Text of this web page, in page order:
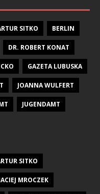
SITKO BERLIN
DR. ROBERT KONAT
GAZETA LUBUSKA
JOANNA WULFERT
JUGENDAMT
SITKO
MROCZEK